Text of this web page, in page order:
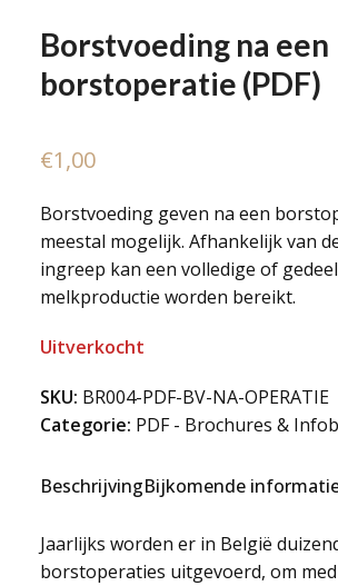
Borstvoeding na een
borstoperatie (PDF)
€1,00
Borstvoeding geven na een
meestal mogelijk. Afhankelijk van
ingreep kan een volledige of
melkproductie worden bereikt.
Uitverkocht
SKU: BR004-PDF-BV-NA-OPERATIE
Categorie: PDF - Brochures &
BeschrijvingBijkomende
Jaarlijks worden er in België
borstoperaties uitgevoerd, om